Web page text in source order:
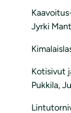
Jyrki
Kotisivut
Pukkila,